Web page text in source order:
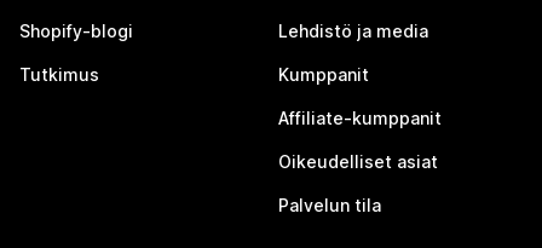
Shopify-blogi
Tutkimus
Lehdistö ja media
Kumppanit
Affiliate-kumppanit
Oikeudelliset asiat
Palvelun tila